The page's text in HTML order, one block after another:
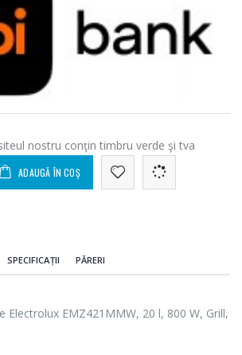
nostru conţin timbru verde şi tva
ADAUGĂ ÎN COȘ
SPECIFICAȚII PĂRERI
Electrolux EMZ421MMW, 20 l, 800 W, Grill,